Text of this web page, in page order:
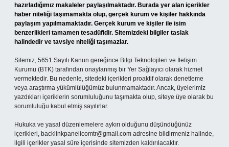
hazırladığımız makaleler paylaşılmaktadır. Burada yer alan içerikler
haber niteliği taşımamakta olup, gerçek kurum ve kişiler hakkında
paylaşım yapılmamaktadır. Gerçek kurum ve kişiler ile isim
benzerlikleri tamamen tesadüfidir. Sitemizdeki bilgiler taslak
halindedir ve tavsiye niteliği taşımazlar.
Sitemiz, 5651 Sayılı Kanun gereğince Bilgi Teknolojileri ve İletişim
Kurumu (BTK) tarafından onaylanmış bir Yer Sağlayıcı olarak hizmet
vermektedir. Bu nedenle, sitedeki içerikleri proaktif olarak denetleme
veya araştırma yükümlülüğümüz bulunmamaktadır. Ancak, üyelerimiz
yazdıkları içeriklerin sorumluluğunu taşımakta olup, siteye üye olarak bu
sorumluluğu kabul etmiş sayılırlar.
Hukuka ve yasal düzenlemelere aykırı olduğunu düşündüğünüz
içerikleri, backlinkpanelicomtr@gmail.com adresine bildirmeniz halinde,
ilgili içerikler yasal süre içerisinde sitemizden kaldırılacaktır.